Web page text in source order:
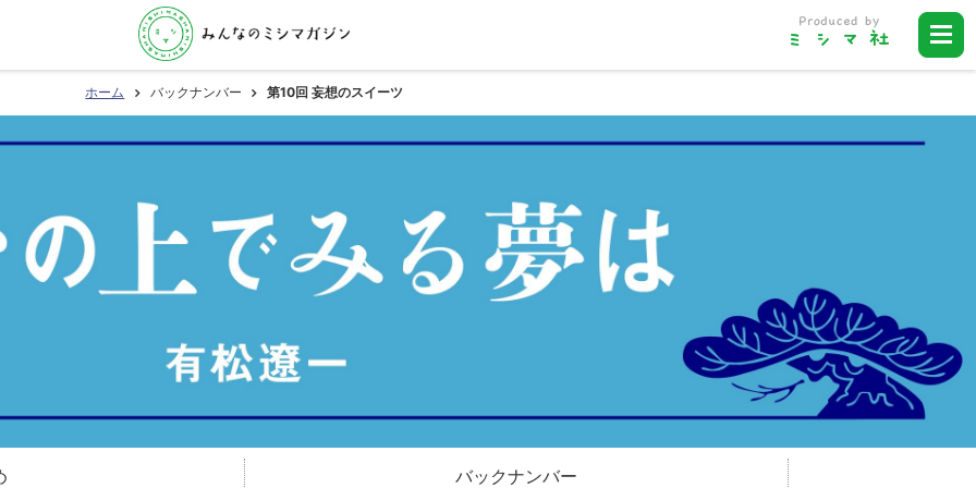
ホーム バックナンバー 第10回 妄想のスイーツ
バックナンバー